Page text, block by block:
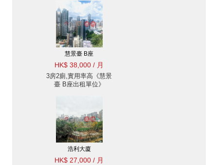
慧景臺 B座
HK$ 38,000 / 月
3房2廁,實用率高《慧景
臺 B座出租單位》
浩利大廈
HK$ 27,000 / 月